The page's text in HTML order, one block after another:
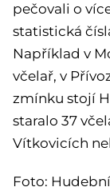
pečovali o
statistická
Například v
včelař, v
zmínku stojí
staralo 37
Vítkovicích
Foto: